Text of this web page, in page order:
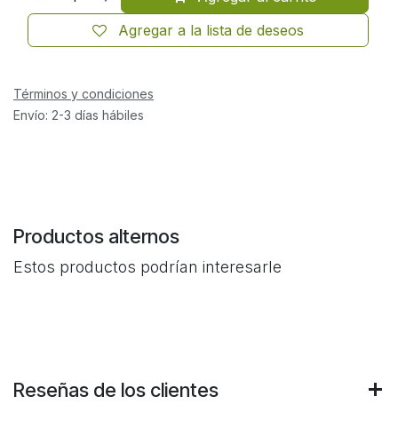
Agregar a la lista de deseos
Términos y condiciones
Envío: 2-3 días hábiles
Productos alternos
Estos productos podrían interesarle
Reseñas de los clientes